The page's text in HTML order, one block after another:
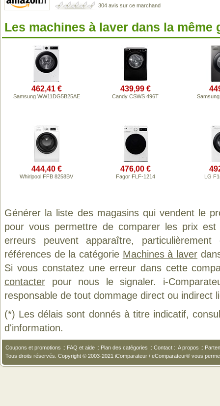
304 avis sur ce marchand
Les machines à laver dans la même
462,41 €
Samsung WW11DG5B25AE
439,99 €
Candy CSWS 496T
444,40 €
Whirlpool FFB 8258BV
476,00 €
Fagor FLF-1214 LG
Générer la liste des magasins qui vendent le
pour vous permettre de comparer les prix
erreurs peuvent apparaître,
références de la catégorie Machines à laver
Si vous constatez une erreur dans cette
contacter pour nous le signaler. i-
responsable de tout dommage direct ou indirect
(*) Les délais sont donnés à titre indicatif,
d'information.
Coupons et promotions :: FAQ et aide :: Plan des catégories :: Contact :: A propos ::
Tous droits réservés. Copyright © 2003-2021 iComparateur / eComparateur® vous